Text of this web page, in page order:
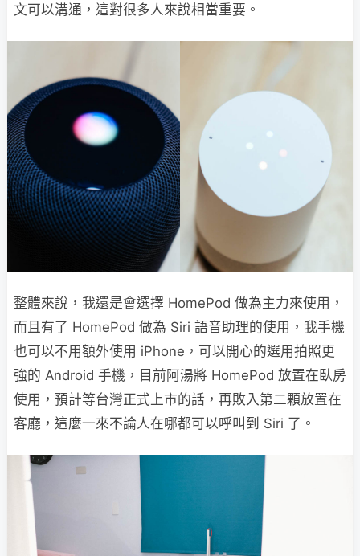
文可以溝通，這對很多人來說相當重要。
整體來說，我還是會選擇 HomePod 做為主力來使用，
而且有了 HomePod 做為 Siri 語音助理的使用，我手機
也可以不用額外使用 iPhone，可以開心的選用拍照更
強的 Android 手機，目前阿湯將 HomePod 放置在臥房
使用，預計等台灣正式上市的話，再敗入第二顆放置在
客廳，這麼一來不論人在哪都可以呼叫到 Siri 了。